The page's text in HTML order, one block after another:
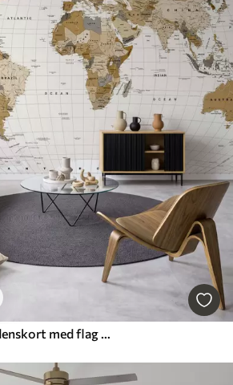
Et brunt politisk verdenskort med flag på engelsk